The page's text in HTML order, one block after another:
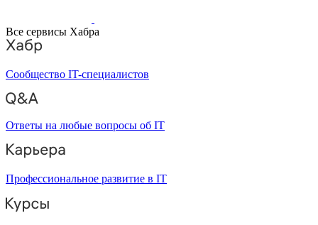
Все сервисы Хабра
Сообщество IT-специалистов
Ответы на любые вопросы об IT
Профессиональное развитие в IT